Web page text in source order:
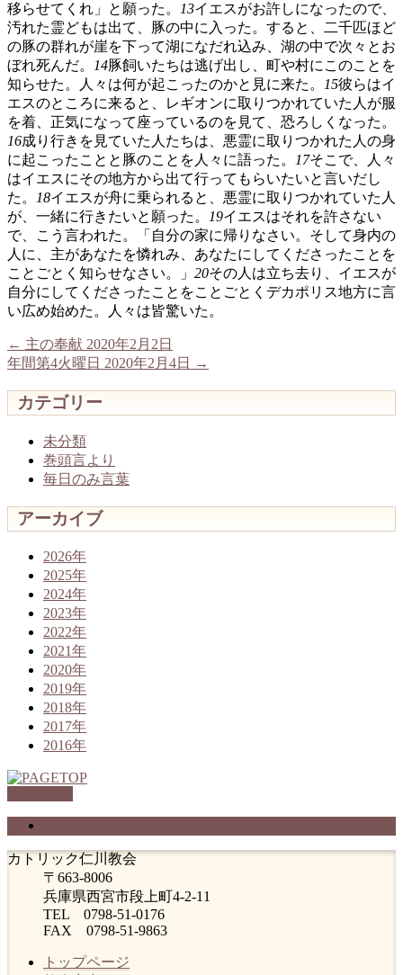
移らせてくれ」と願った。 13イエスがお許しになったので、
汚れた霊どもは出て、豚の中に入った。すると、二千匹ほど
の豚の群れが崖を下って湖になだれ込み、湖の中で次々とお
ぼれ死んだ。 14豚飼いたちは逃げ出し、町や村にこのことを
知らせた。人々は何が起こったのかと見に来た。 15彼らはイ
エスのところに来ると、レギオンに取りつかれていた人が服
を着、正気になって座っているのを見て、恐ろしくなった。
16成り行きを見ていた人たちは、悪霊に取りつかれた人の身
に起こったことと豚のことを人々に語った。 17そこで、人々
はイエスにその地方から出て行ってもらいたいと言いだし
た。 18イエスが舟に乗られると、悪霊に取りつかれていた人
が、一緒に行きたいと願った。 19イエスはそれを許さない
で、こう言われた。「自分の家に帰りなさい。そして身内の
人に、主があなたを憐れみ、あなたにしてくださったことを
ことごとく知らせなさい。」 20その人は立ち去り、イエスが
自分にしてくださったことをことごとくデカポリス地方に言
い広め始めた。人々は皆驚いた。
← 主の奉献 2020年2月2日
年間第4火曜日 2020年2月4日
→
カテゴリー
未分類
巻頭言より
毎日のみ言葉
アーカイブ
2026年
2025年
2024年
2023年
2022年
2021年
2020年
2019年
2018年
2017年
2016年
カトリック仁川教会
〒663-8006
兵庫県西宮市段上町4-2-11
TEL 0798-51-0176
FAX 0798-51-9863
トップページ